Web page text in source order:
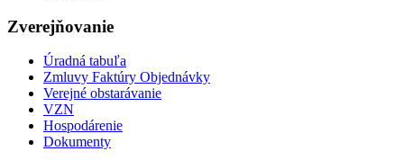
Zverejňovanie
Úradná tabuľa
Zmluvy Faktúry Objednávky
Verejné obstarávanie
VZN
Hospodárenie
Dokumenty